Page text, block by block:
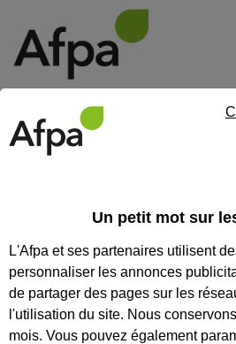
MONTEUR DE
SOUTERRAINS -
Un petit mot sur
L'Afpa et ses partenaires utilisent
personnaliser les annonces
de partager des pages sur les
l'utilisation du site. Nous
mois. Vous pouvez également